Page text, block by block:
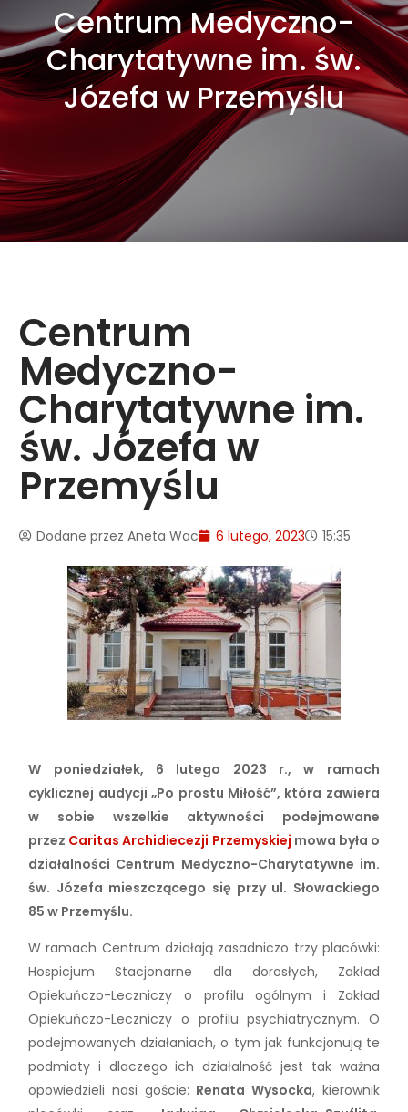
Centrum Medyczno-
Charytatywne im. św.
Józefa w Przemyślu
Centrum
Medyczno-
Charytatywne im.
św. Józefa w
Przemyślu
Dodane przez Aneta Wac 6 lutego, 2023 15:35
W poniedziałek, 6 lutego 2023 r., w ramach
cyklicznej audycji „Po prostu Miłość”, która zawiera
w sobie wszelkie aktywności podejmowane
przez Caritas Archidiecezji Przemyskiej mowa była o
działalności Centrum Medyczno-Charytatywne im.
św. Józefa mieszczącego się przy ul. Słowackiego
85 w Przemyślu.
W ramach Centrum działają zasadniczo trzy placówki:
Hospicjum Stacjonarne dla dorosłych, Zakład
Opiekuńczo-Leczniczy o profilu ogólnym i Zakład
Opiekuńczo-Leczniczy o profilu psychiatrycznym. O
podejmowanych działaniach, o tym jak funkcjonują te
podmioty i dlaczego ich działalność jest tak ważna
opowiedzieli nasi goście: Renata Wysocka, kierownik